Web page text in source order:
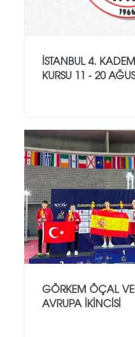
İSTANBUL 4.
KURSU 11 - 20
GÖRKEM ÖÇAL VE
AVRUPA İKINCISI